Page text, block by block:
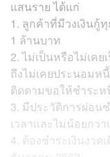
แสนราย ได้แก่
1. ลูกค้าที่มีวงเงินกู้
1 ล้านบาท
2.ไม่เป็นหรือไม่เคย
ถึงไม่เคยประนอมห
ติดตามขอให้ชำระห
3. มีประวัติการผ่อน
เวลาและไม่น้อยกว่
4. ต้องชำระเงินงวด